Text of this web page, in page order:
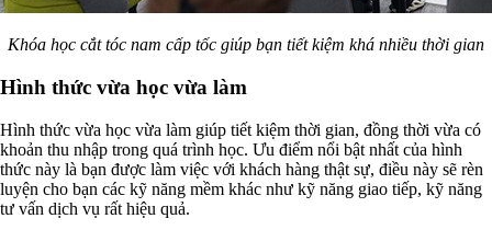
Khóa học cắt tóc nam cấp tốc giúp bạn tiết kiệm khá nhiều thời gian
Hình thức vừa học vừa làm
Hình thức vừa học vừa làm giúp tiết kiệm thời gian, đồng thời vừa có
khoản thu nhập trong quá trình học. Ưu điểm nổi bật nhất của hình
thức này là bạn được làm việc với khách hàng thật sự, điều này sẽ rèn
luyện cho bạn các kỹ năng mềm khác như kỹ năng giao tiếp, kỹ năng
tư vấn dịch vụ rất hiệu quả.